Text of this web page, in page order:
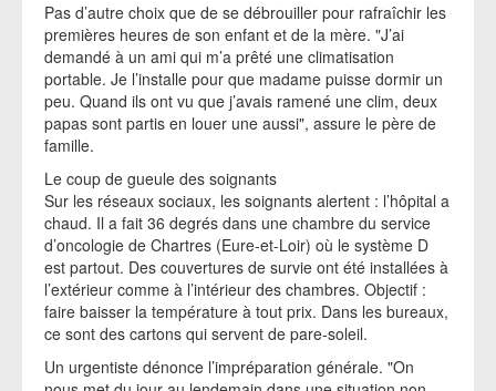
Pas d’autre choix que de se débrouiller pour rafraîchir les
premières heures de son enfant et de la mère. "J’ai
demandé à un ami qui m’a prêté une climatisation
portable. Je l’installe pour que madame puisse dormir un
peu. Quand ils ont vu que j’avais ramené une clim, deux
papas sont partis en louer une aussi", assure le père de
famille.
Le coup de gueule des soignants
Sur les réseaux sociaux, les soignants alertent : l’hôpital a
chaud. Il a fait 36 degrés dans une chambre du service
d’oncologie de Chartres (Eure-et-Loir) où le système D
est partout. Des couvertures de survie ont été installées à
l’extérieur comme à l’intérieur des chambres. Objectif :
faire baisser la température à tout prix. Dans les bureaux,
ce sont des cartons qui servent de pare-soleil.
Un urgentiste dénonce l’impréparation générale. "On